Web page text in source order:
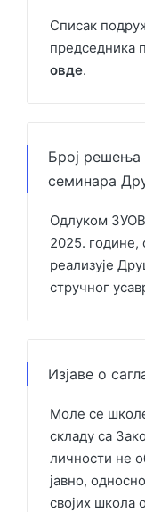
Списак
председника
овде.
Број
семинара
Одлуком
2025. године,
реализује
стручног
Изјаве о
Моле се
складу са
личности не
јавно,
својих школа